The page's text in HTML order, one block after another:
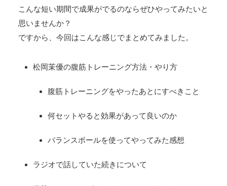
こんな短い期間で成果がでるのならぜひやってみたいと
思いませんか？
ですから、今回はこんな感じでまとめてみました。
松岡茉優の腹筋トレーニング方法・やり方
腹筋トレーニングをやったあとにすべきこと
何セットやると効果があって良いのか
バランスボールを使ってやってみた感想
ラジオで話していた続きについて